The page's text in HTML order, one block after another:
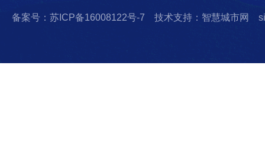
备案号：苏ICP备16008122号-7 技术支持：智慧城市网